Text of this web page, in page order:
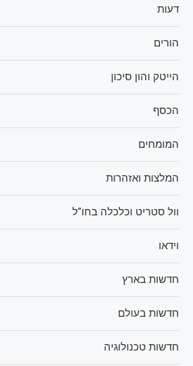
דעות
הורים
הייטק והון סיכון
הכסף
המומחים
המלצות ואזהרות
וול סטריט וכלכלה בחו"ל
וידאו
חדשות בארץ
חדשות בעולם
חדשות טכנולוגיה